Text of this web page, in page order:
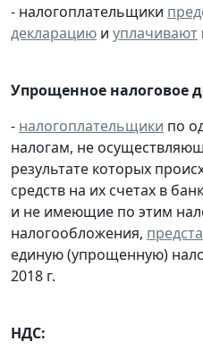
- налогоплательщики
декларацию и уплачивают
Упрощенное налоговое
- налогоплательщики по
налогам, не
результате которых
средств на их счетах в
и не имеющие по этим
налогообложения,
единую (упрощенную)
2018 г.
НДС: